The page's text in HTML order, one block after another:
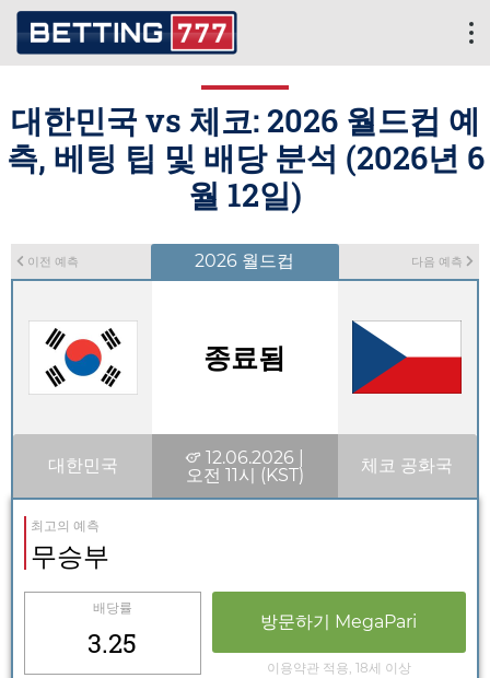
대한민국 vs 체코: 2026 월드컵 예
측, 베팅 팁 및 배당 분석 (2026년 6
월 12일)
이전 예측 2026 월드컵 다음 예측
종료됨
대한민국
12.06.2026 |
오전 11시 (KST)
체코 공화국
최고의 예측
무승부
배당률
3.25
방문하기 MegaPari
이용약관 적용, 18세 이상